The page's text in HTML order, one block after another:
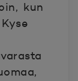
kun